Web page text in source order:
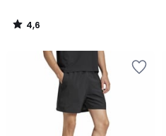
4,6
/